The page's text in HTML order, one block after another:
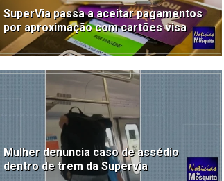
SuperVia passa a aceitar pagamentos
por aproximação com cartões visa
Mulher denuncia caso de assédio
dentro de trem da Supervia